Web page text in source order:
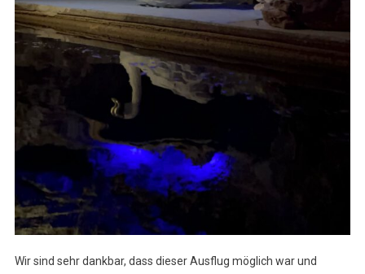
Wir sind sehr dankbar, dass dieser Ausflug möglich war und